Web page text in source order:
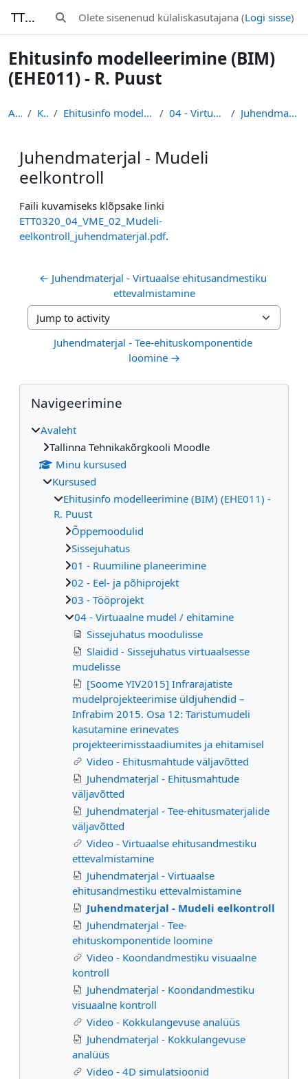
TTK-Moodle Lülitab otsingu sisendi
Olete sisenenud külaliskasutajana (Logi sisse)
Ehitusinfo modelleerimine (BIM)
(EHE011) - R. Puust
Avaleht Kursused Ehitusinfo modelleerimine (BIM) (EHE011) - R. Puust 04 - Virtuaalne mudel / ehitamine Juhendmaterjal - Mudeli eelkontroll
Juhendmaterjal - Mudeli
eelkontroll
Lõpetamise nõuded
Faili kuvamiseks klõpsake linki
ETT0320_04_VME_02_Mudeli-
eelkontroll_juhendmaterjal.pdf.
← Juhendmaterjal - Virtuaalse ehitusandmestiku
ettevalmistamine
Jump to activity
Juhendmaterjal - Tee-ehituskomponentide
loomine →
Plokid
Jäta vahele Navigeerimine
Navigeerimine
Avaleht
Tallinna Tehnikakõrgkooli Moodle
Minu kursused
Kursused
Ehitusinfo modelleerimine (BIM) (EHE011) -
R. Puust
Õppemoodulid
Sissejuhatus
01 - Ruumiline planeerimine
02 - Eel- ja põhiprojekt
03 - Tööprojekt
04 - Virtuaalne mudel / ehitamine
Sissejuhatus moodulisse
Slaidid - Sissejuhatus virtuaalsesse
mudelisse
[Soome YIV2015] Infrarajatiste
mudelprojekteerimise üldjuhendid –
Infrabim 2015. Osa 12: Taristumudeli
kasutamine erinevates
projekteerimisstaadiumites ja ehitamisel
Video - Ehitusmahtude väljavõtted
Juhendmaterjal - Ehitusmahtude
väljavõtted
Juhendmaterjal - Tee-ehitusmaterjalide
väljavõtted
Video - Virtuaalse ehitusandmestiku
ettevalmistamine
Juhendmaterjal - Virtuaalse
ehitusandmestiku ettevalmistamine
Juhendmaterjal - Mudeli eelkontroll
Juhendmaterjal - Tee-
ehituskomponentide loomine
Video - Koondandmestiku visuaalne
kontroll
Juhendmaterjal - Koondandmestiku
visuaalne kontroll
Video - Kokkulangevuse analüüs
Juhendmaterjal - Kokkulangevuse
analüüs
Video - 4D simulatsioonid